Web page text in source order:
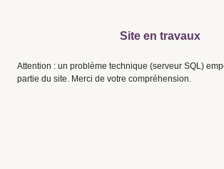
Site en travaux
Attention : un problème technique (serveur SQL)
partie du site. Merci de votre compréhension.